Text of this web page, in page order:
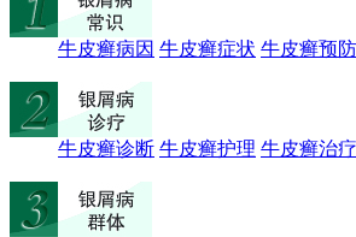
牛皮癣病因 牛皮癣症状 牛皮癣预防
牛皮癣诊断 牛皮癣护理 牛皮癣治疗